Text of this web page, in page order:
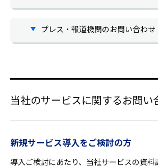
プレス・報道機関のお問い合わせ
当社のサービスに関するお問い
新規サービス導入をご検討の方
導入ご検討にあたり、当社サービスの資料